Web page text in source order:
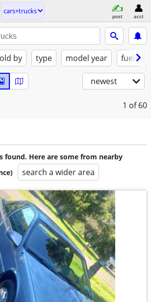
cars+trucks
post acct
by type model year fuel
newest
1 of 60
found. Here are some from nearby
search a wider area